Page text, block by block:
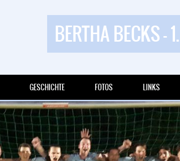
BERTHA BECKS -
GESCHICHTE FOTOS LINKS